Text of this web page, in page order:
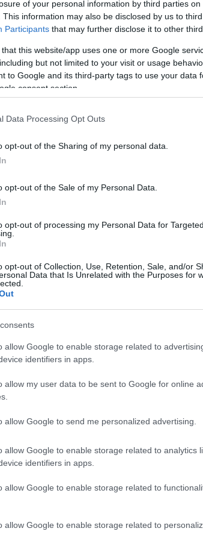
of your personal information by third parties on
This information may also be disclosed by us to
Participants that may further disclose it to other
that this website/app uses one or more Google
but not limited to your visit or usage
to Google and its third-party tags to use your data
consent section.
Data Processing Opt Outs
opt-out of the Sharing of my personal data.
opt-out of the Sale of my Personal Data.
opt-out of processing my Personal Data for Targeted
opt-out of Collection, Use, Retention, Sale, and/or
Data that Is Unrelated with the Purposes for
allow Google to enable storage related to
identifiers in apps.
allow my user data to be sent to Google for online
allow Google to send me personalized advertising.
allow Google to enable storage related to analytics
identifiers in apps.
allow Google to enable storage related to
allow Google to enable storage related to
μου. Και μετά ήμουν ενθουσιασμένη με
και αυτό με απογοήτευσε".
- ΝΥΧΙΑ
Hadid με νέο εντελώς
για μένα να φτάσω τόσο χαμηλά,
διαφορετικό τρόπο. Αλλά και να
ποπ σταρ. Η ευγνωμοσύνη
δεν την είχα βρει, θα είχα βουλιάξει στη
τρόπους να είμαι ευγνώμων. Όταν οι
στον εαυτό μου: "Είμαι ευγνώμων,
έχουν εξαλειφθεί σήμερα
για αλλαγή προς το καλύτερο
σήμερα: «Η ελπίδα ήταν πάντα μια